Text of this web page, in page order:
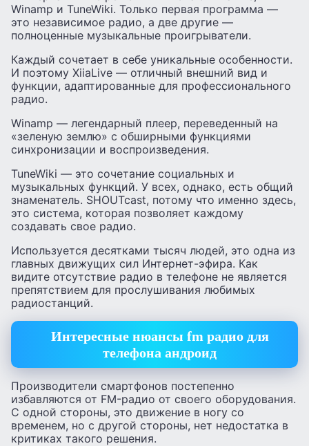
Winamp и TuneWiki. Только первая программа —
это независимое радио, а две другие —
полноценные музыкальные проигрыватели.
Каждый сочетает в себе уникальные особенности.
И поэтому XiiaLive — отличный внешний вид и
функции, адаптированные для профессионального
радио.
Winamp — легендарный плеер, переведенный на
«зеленую землю» с обширными функциями
синхронизации и воспроизведения.
TuneWiki — это сочетание социальных и
музыкальных функций. У всех, однако, есть общий
знаменатель. SHOUTcast, потому что именно здесь,
это система, которая позволяет каждому
создавать свое радио.
Используется десятками тысяч людей, это одна из
главных движущих сил Интернет-эфира. Как
видите отсутствие радио в телефоне не является
препятствием для прослушивания любимых
радиостанций.
Интересные нюансы fm радио для
телефона андроид
Производители смартфонов постепенно
избавляются от FM-радио от своего оборудования.
С одной стороны, это движение в ногу со
временем, но с другой стороны, нет недостатка в
критиках такого решения.